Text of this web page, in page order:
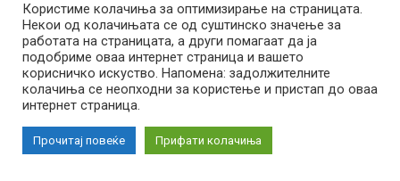
Copyright © 2026 Reporter.mk | Member of Clip Media Group
Маркетинг Контакт Услови за користење
Користиме колачиња за оптимизирање на страницата.
Некои од колачињата се од суштинско значење за
работата на страницата, а други помагаат да ја
подобриме оваа интернет страница и вашето
корисничко искуство. Напомена: задолжителните
колачиња се неопходни за користење и пристап до оваа
интернет страница.
Прочитај повеќе Прифати колачиња